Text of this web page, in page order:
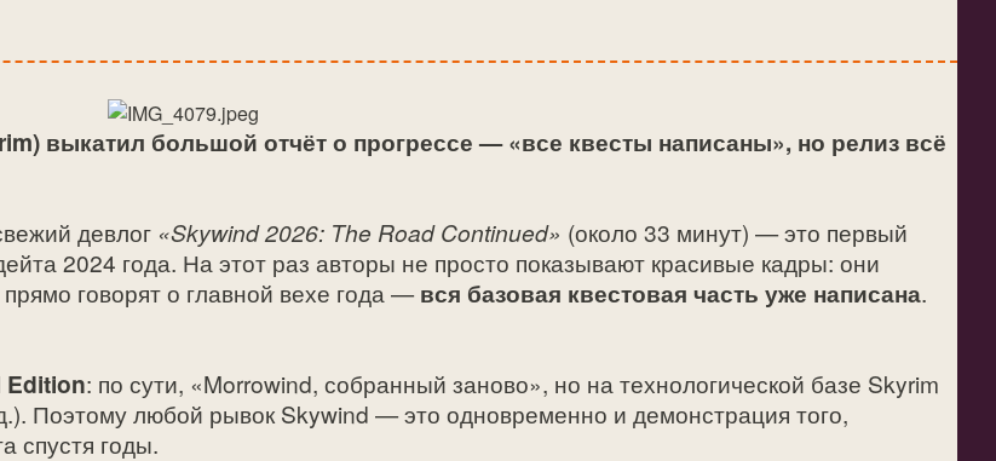
выкатил большой отчёт о прогрессе — «все квесты написаны», но релиз всё
девлог «Skywind 2026: The Road Continued» (около 33 минут) — это первый
2024 года. На этот раз авторы не просто показывают красивые кадры: они
говорят о главной вехе года —вся базовая квестовая часть уже написана.
Edition: по сути, «Morrowind, собранный заново», но на технологической базе Skyrim
Поэтому любой рывок Skywind — это одновременно и демонстрация того,
спустя годы.